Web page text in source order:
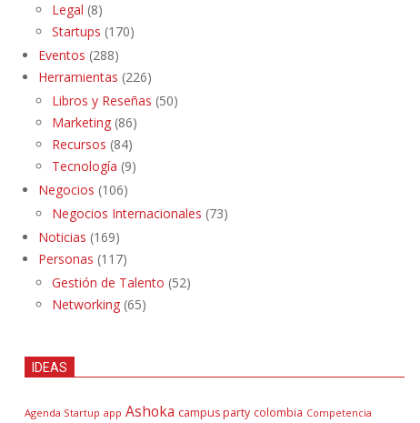
Legal (8)
Startups (170)
Eventos (288)
Herramientas (226)
Libros y Reseñas (50)
Marketing (86)
Recursos (84)
Tecnología (9)
Negocios (106)
Negocios Internacionales (73)
Noticias (169)
Personas (117)
Gestión de Talento (52)
Networking (65)
IDEAS
Agenda Startup app Ashoka campus party colombia Competencia